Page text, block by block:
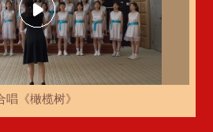
唱《橄榄树》